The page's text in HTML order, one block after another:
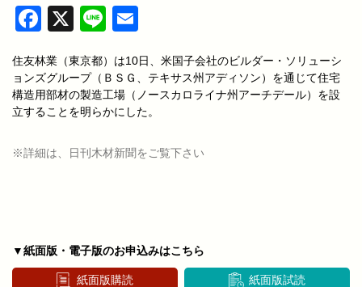
Facebook
X Line
住友林業（東京都）は10日、米国子会社のビルダー・ソリューシ
ョンズグループ（ＢＳＧ、テキサス州アディソン）を通じて住宅
構造用部材の製造工場（ノースカロライナ州アーチデール）を設
立することを明らかにした。
※詳細は、日刊木材新聞をご覧下さい
▼紙面版・電子版のお申込みはこちら
紙面版購読 紙面版試読